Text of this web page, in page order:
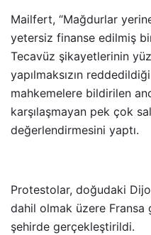
Mailfert, “Mağdurlar
yetersiz finanse edilmiş
Tecavüz şikayetlerinin
yapılmaksızın
mahkemelere bildirilen
karşılaşmayan pek çok
değerlendirmesini yaptı.
Protestolar, doğudaki
dahil olmak üzere Fransa
şehirde gerçekleştirildi.